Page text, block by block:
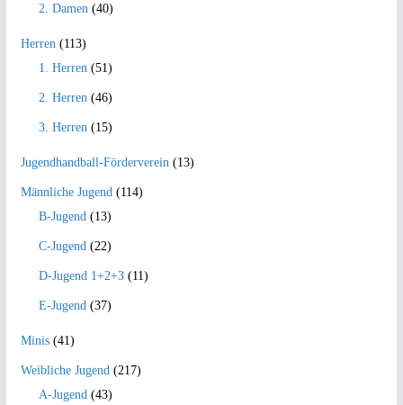
2. Damen (40)
Herren (113)
1. Herren (51)
2. Herren (46)
3. Herren (15)
Jugendhandball-Förderverein (13)
Männliche Jugend (114)
B-Jugend (13)
C-Jugend (22)
D-Jugend 1+2+3(11)
E-Jugend (37)
Minis(41)
Weibliche Jugend (217)
A-Jugend (43)